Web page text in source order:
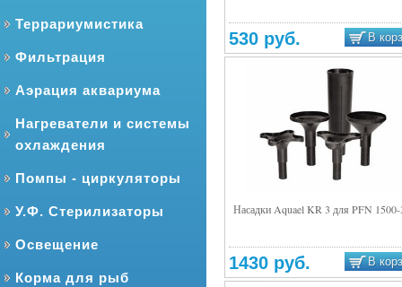
Террариумистика
Фильтрация
Аэрация аквариума
Нагреватели и системы
охлаждения
Помпы - циркуляторы
У.Ф. Стерилизаторы
Освещение
Корма для рыб
530 руб. В
Насадки Aquael KR 3 для PFN
1430 руб. В